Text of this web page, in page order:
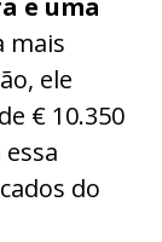
mais
ele
€ 10.350
do